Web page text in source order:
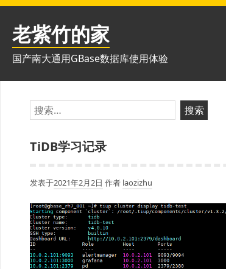
跳
老紫竹的家
国产南大通用GBase数据库使用体验
搜
索：
TiDB学习记录
发表于2021年2月2日 作者 laozizhu